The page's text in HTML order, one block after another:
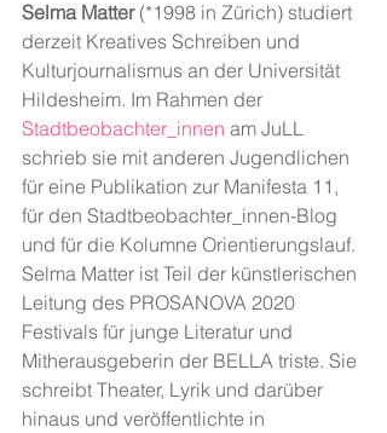
Selma Matter (*1998 in Zürich) studiert
derzeit Kreatives Schreiben und
Kulturjournalismus an der Universität
Hildesheim. Im Rahmen der
Stadtbeobachter_innen am JuLL
schrieb sie mit anderen Jugendlichen
für eine Publikation zur Manifesta 11,
für den Stadtbeobachter_innen-Blog
und für die Kolumne Orientierungslauf.
Selma Matter ist Teil der künstlerischen
Leitung des PROSANOVA 2020
Festivals für junge Literatur und
Mitherausgeberin der BELLA triste. Sie
schreibt Theater, Lyrik und darüber
hinaus und veröffentlichte in